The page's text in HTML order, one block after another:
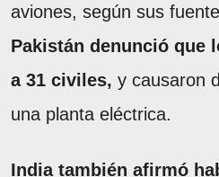
aviones, según sus
Pakistán denunció que
a 31 civiles, y causaron
una planta eléctrica.
India también afirmó